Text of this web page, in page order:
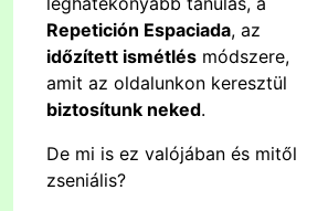
Repetición Espaciada, az
időzített ismétlés módszere,
amit az oldalunkon keresztül
biztosítunk neked.
De mi is ez valójában és mitől
zseniális?